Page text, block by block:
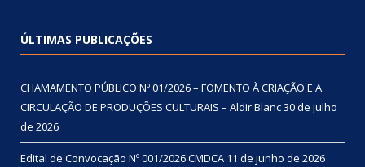
ÚLTIMAS PUBLICAÇÕES
CHAMAMENTO PÚBLICO Nº 01/2026 – FOMENTO À CRIAÇÃO E A
CIRCULAÇÃO DE PRODUÇÕES CULTURAIS – Aldir Blanc30 de julho
de 2026
Edital de Convocação Nº 001/2026 CMDCA 11 de junho de 2026